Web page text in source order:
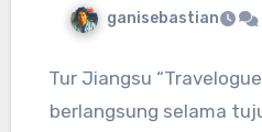
ganisebastian
Tur Jiangsu
berlangsung selama